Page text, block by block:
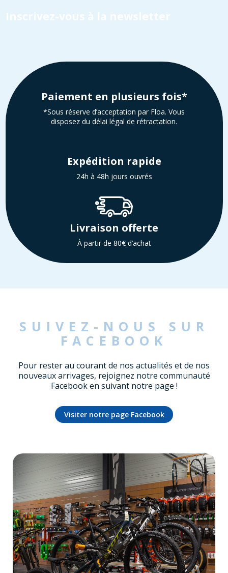
Inscrivez-vous à la newsletter
Paiement en plusieurs fois*
*Sous réserve d’acceptation par Floa. Vous
disposez du délai légal de rétractation.
Expédition rapide
24h à 48h jours ouvrés
Livraison offerte
À partir de 80€ d’achat
SUIVEZ-NOUS SUR
FACEBOOK
Pour rester au courant de nos actualités et de nos
nouveaux arrivages, rejoignez notre communauté
Facebook en suivant notre page !
Visiter notre page Facebook